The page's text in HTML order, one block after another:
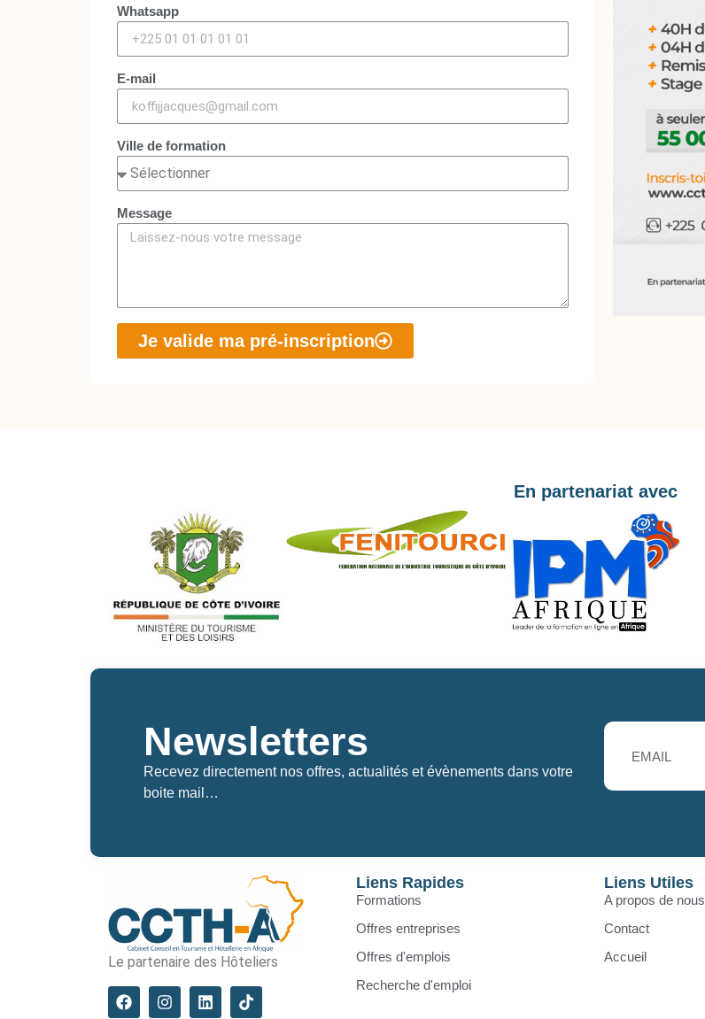
Whatsapp
E-mail
Ville de formation
Message
Je valide ma pré-inscription
En partenariat avec
Newsletters
Recevez directement nos offres, actualités et évènements dans votre
boite mail…
Le partenaire des Hôteliers
Liens Rapides
Formations
Offres entreprises
Offres d'emplois
Recherche d'emploi
Liens Utiles
A propos de nous
Contact
Accueil